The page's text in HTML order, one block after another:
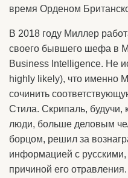
время Орденом
В 2018 году Миллер
своего бывшего шефа в
Business Intelligence. Не
highly likely), что именно
сочинить
Стила. Скрипаль, будучи,
люди, больше деловым
борцом, решил за
информацией с
причиной его